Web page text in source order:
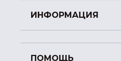
ИНФОРМАЦИЯ
ПОМОЩЬ